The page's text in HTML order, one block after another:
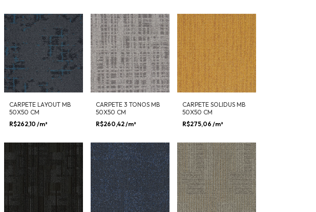
CARPETE LAYOUT MB
50X50 CM
R$262,10 /m²
CARPETE 3 TONOS MB
50X50 CM
R$260,42/m²
CARPETE SOLIDUS MB
50X50 CM
R$275,06 /m²